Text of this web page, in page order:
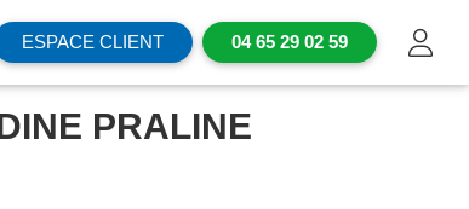
ESPACE CLIENT 04 65 29 02 59
PRALINE